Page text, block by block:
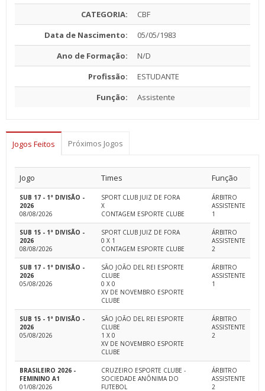
CATEGORIA:
CBF
Data de Nascimento:
05/05/1983
Ano de Formação:
N/D
Profissão:
ESTUDANTE
Função:
Assistente
Jogos Feitos Próximos Jogos
Jogo Times Função
SUB 17 - 1ª DIVISÃO -
2026
08/08/2026
SPORT CLUB JUIZ DE FORA
X
CONTAGEM ESPORTE CLUBE
ÁRBITRO
ASSISTENTE
1
SUB 15 - 1ª DIVISÃO -
2026
08/08/2026
SPORT CLUB JUIZ DE FORA
0 X 1
CONTAGEM ESPORTE CLUBE
ÁRBITRO
ASSISTENTE
2
SUB 17 - 1ª DIVISÃO -
2026
05/08/2026
SÃO JOÃO DEL REI ESPORTE
CLUBE
0 X 0
XV DE NOVEMBRO ESPORTE
CLUBE
ÁRBITRO
ASSISTENTE
1
SUB 15 - 1ª DIVISÃO -
2026
05/08/2026
SÃO JOÃO DEL REI ESPORTE
CLUBE
1 X 0
XV DE NOVEMBRO ESPORTE
CLUBE
ÁRBITRO
ASSISTENTE
2
BRASILEIRO 2026 -
FEMININO A1
01/08/2026
CRUZEIRO ESPORTE CLUBE -
SOCIEDADE ANÔNIMA DO
FUTEBOL
ÁRBITRO
ASSISTENTE
2